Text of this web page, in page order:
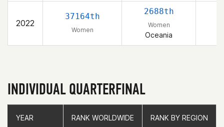
2022
37164th
Women
2688th
Women
Oceania
INDIVIDUAL QUARTERFINAL
YEAR RANK WORLDWIDE RANK BY REGION
YEAR RANK WORLDWIDE RANK BY REGION